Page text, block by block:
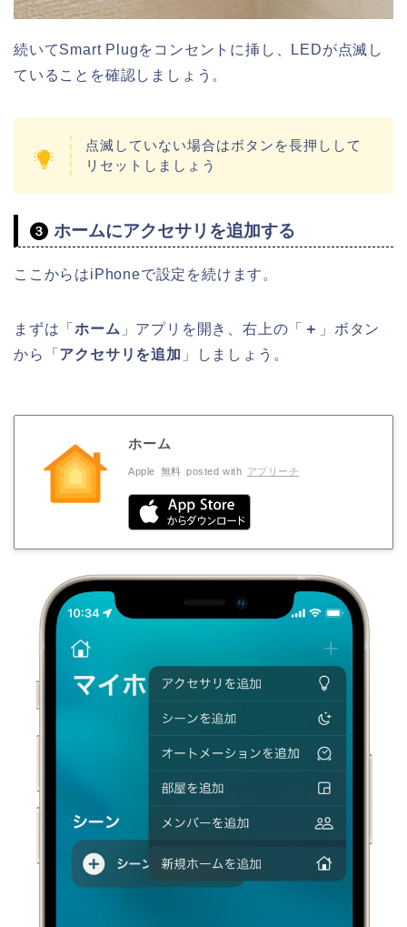
続いてSmart Plugをコンセントに挿し、LEDが点滅し
ていることを確認しましょう。
点滅していない場合はボタンを長押しして
リセットしましょう
ホームにアクセサリを追加する
ここからはiPhoneで設定を続けます。
まずは「ホーム 」アプリを開き、右上の「 ＋ 」ボタン
から「 アクセサリを追加 」しましょう。
ホーム
Apple 無料 posted with アプリーチ